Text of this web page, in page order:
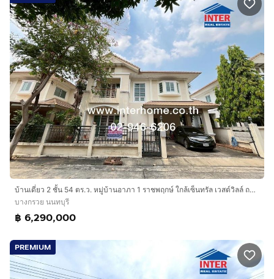
บ้านเดี่ยว 2 ชั้น 54 ตร.ว. หมู่บ้านอาภา 1 ราชพฤกษ์ ใกล้เซ็นทรัล เวสต์วิลล์ ถนนราชพฤกษ์ ถนนนครอินทร์ บางกรวย นนทบุรี
บางกรวย นนทบุรี
฿ 6,290,000
PREMIUM